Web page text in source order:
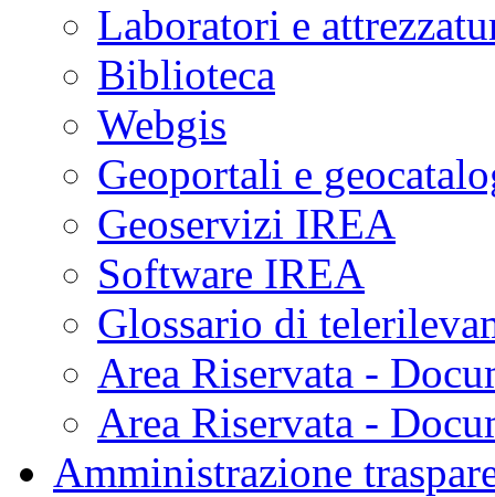
Laboratori e
Biblioteca
Webgis
Geoportali e
Geoservizi IREA
Software IREA
Glossario di
Area Riservata -
Area Riservata -
Amministrazione